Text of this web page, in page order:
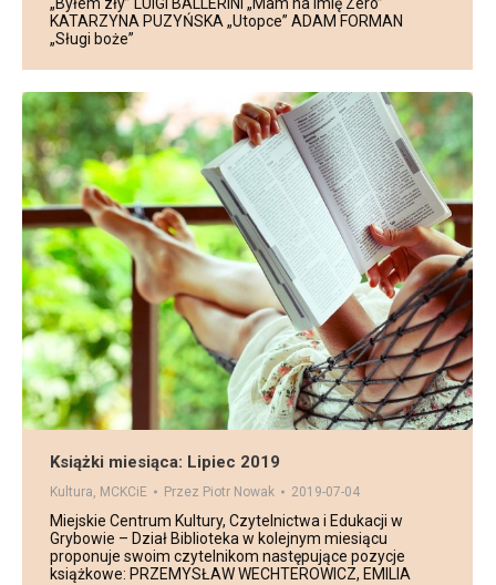
„Byłem zły” LUIGI BALLERINI „Mam na imię Zero”
KATARZYNA PUZYŃSKA „Utopce” ADAM FORMAN
„Sługi boże”
Książki miesiąca: Lipiec 2019
Kultura, MCKCiE Przez Piotr Nowak 2019-07-04
Miejskie Centrum Kultury, Czytelnictwa i Edukacji w
Grybowie – Dział Biblioteka w kolejnym miesiącu
proponuje swoim czytelnikom następujące pozycje
książkowe: PRZEMYSŁAW WECHTEROWICZ, EMILIA